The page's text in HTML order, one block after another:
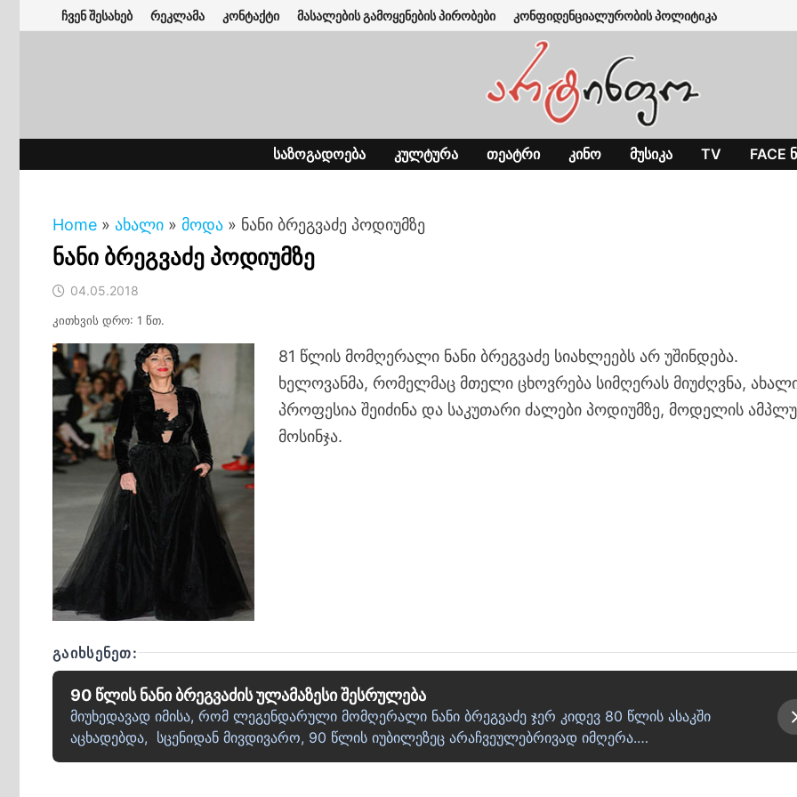
to
ჩვენ შესახებ რეკლამა კონტაქტი მასალების გამოყენების პირობები კონფიდენციალურობის პოლიტიკა
ᲡᲐᲖᲝᲒᲐᲓᲝᲔᲑᲐ ᲙᲣᲚᲢᲣᲠᲐ ᲗᲔᲐᲢᲠᲘ ᲙᲘᲜᲝ ᲛᲣᲡᲘᲙᲐ TV FACE
Home » ახალი » მოდა » ნანი ბრეგვაძე პოდიუმზე
ნანი ბრეგვაძე პოდიუმზე
04.05.2018
კითხვის დრო: 1 წთ.
81 წლის მომღერალი ნანი ბრეგვაძე სიახლეებს არ უშინდება.
ხელოვანმა, რომელმაც მთელი ცხოვრება სიმღერას მიუძღვნა,
პროფესია შეიძინა და საკუთარი ძალები პოდიუმზე, მოდელის
მოსინჯა.
ᲒᲐᲘᲮᲡᲔᲜᲔᲗ:
90 წლის ნანი ბრეგვაძის ულამაზესი შესრულება
მიუხედავად იმისა, რომ ლეგენდარული მომღერალი ნანი ბრეგვაძე ჯერ კიდევ 80 წლის ასაკში
აცხადებდა, სცენიდან მივდივარო, 90 წლის იუბილეზეც არაჩვეულებრივად იმღერა.…